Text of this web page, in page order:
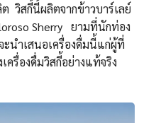
วิสกี้นี้ผลิตจากข้าวบาร์เลย์
Sherry ยามที่นักท่อง
ะนำเสนอเครื่องดื่มนี้แก่ผู้ที่
รื่องดื่มวิสกี้อย่างแท้จริง